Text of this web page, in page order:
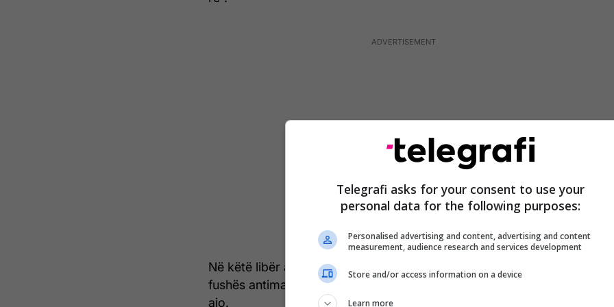
Në këtë libër autori paraqet zbulimin e tij madhor të fushës së re –
fushës antimagnetike, duke e shpjeguar se si formohet dhe ç’rol luan
ajo.
Telegrafi asks for your consent to use your
personal data for the following purposes:
Personalised advertising and content, advertising and content
measurement, audience research and services development
Store and/or access information on a device
Learn more